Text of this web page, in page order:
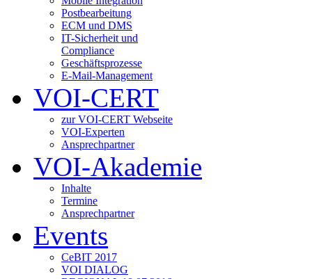
Postbearbeitung
ECM und DMS
IT-Sicherheit und
Compliance
Geschäftsprozesse
E-Mail-Management
VOI-CERT
zur VOI-CERT Webseite
VOI-Experten
Ansprechpartner
VOI-Akademie
Inhalte
Termine
Ansprechpartner
Events
CeBIT 2017
VOI DIALOG